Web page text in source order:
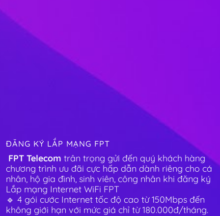
ĐĂNG KÝ LẮP MẠNG FPT
FPT Telecom trân trọng gửi đến quý khách hàng
chương trình ưu đãi cực hấp dẫn dành riêng cho cá
nhân, hộ gia đình, sinh viên, công nhân khi đăng ký
Lắp mạng Internet WiFi FPT
🔹 4 gói cước Internet tốc độ cao từ 150Mbps đến
không giới hạn với mức giá chỉ từ 180.000đ/tháng.